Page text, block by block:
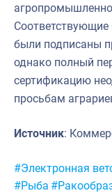
Соответствующие
были подписаны
однако полный
сертификацию
просьбам
Источник:
Метки:
#Электронная
#Рыба